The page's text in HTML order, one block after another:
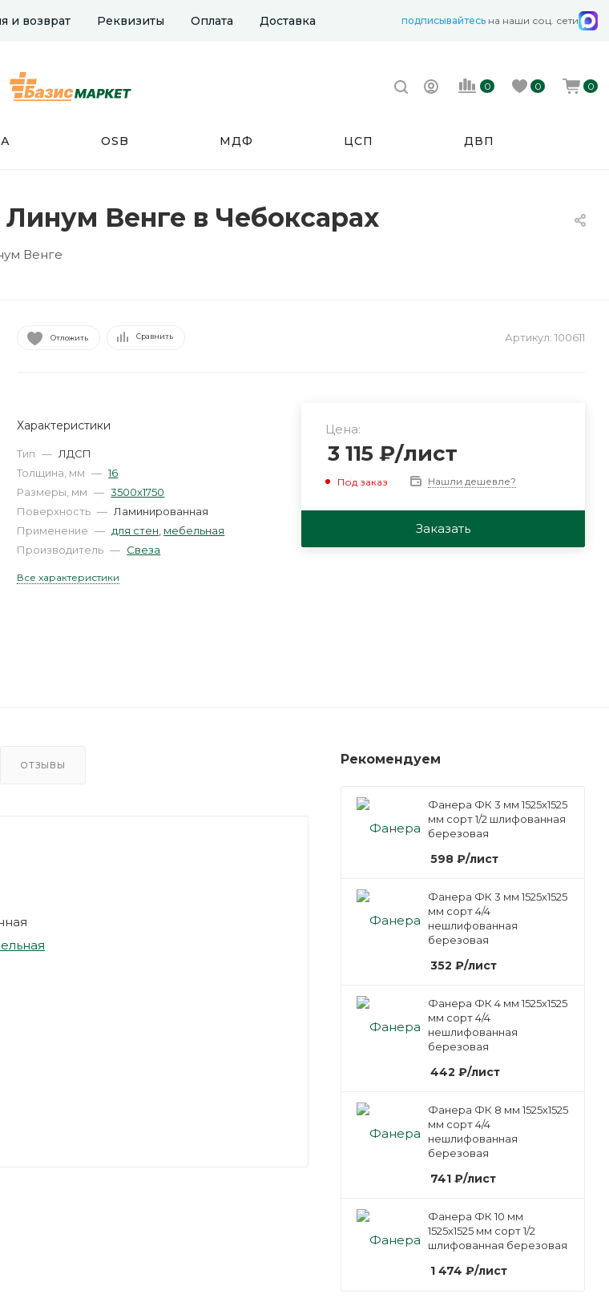
и возврат Реквизиты Оплата Доставка подписывайтесь на наши соц. сети
0 0 0
OSB МДФ ЦСП ДВП
Венге в Чебоксарах
Венге
Отложить Сравнить Артикул: 100611
Характеристики
Тип — ЛДСП
Толщина, мм — 16
Размеры, мм — 3500х1750
Поверхность — Ламинированная
Применение — для стен мебельная
Производитель — Свеза
Все характеристики
Цена:
3 115 ₽/лист
Под заказ Нашли дешевле?
Заказать
ОТЗЫВЫ Рекомендуем
Фанера ФК 3 мм 1525х1525
мм сорт 1/2 шлифованная
березовая
598 ₽/лист
Фанера ФК 3 мм 1525х1525
мм сорт 4/4
нешлифованная
березовая
352 ₽/лист
Фанера ФК 4 мм 1525х1525
мм сорт 4/4
нешлифованная
березовая
442 ₽/лист
Фанера ФК 8 мм 1525х1525
мм сорт 4/4
нешлифованная
березовая
741 ₽/лист
Фанера ФК 10 мм
1525х1525 мм сорт 1/2
шлифованная березовая
1 474 ₽/лист